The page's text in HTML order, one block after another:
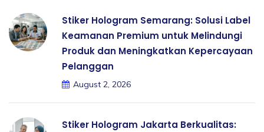
Stiker Hologram Semarang: Solusi Label
Keamanan Premium untuk Melindungi
Produk dan Meningkatkan Kepercayaan
Pelanggan
August 2, 2026
Stiker Hologram Jakarta Berkualitas: